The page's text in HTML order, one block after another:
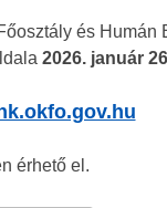
végzésére való
akár e-mail útján is
kérelem
és Humán
2026. január
érhető el.